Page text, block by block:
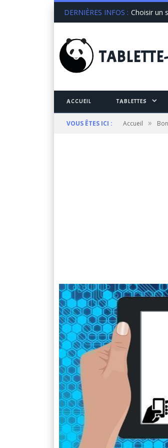
DERNIÈRES INFOS : Choisir un
TABLETTE
ACCUEIL TABLETTES
VOUS ÊTES ICI : Accueil »